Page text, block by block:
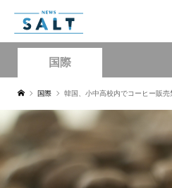
国際
国際 韓国、小中高校内でコーヒー販